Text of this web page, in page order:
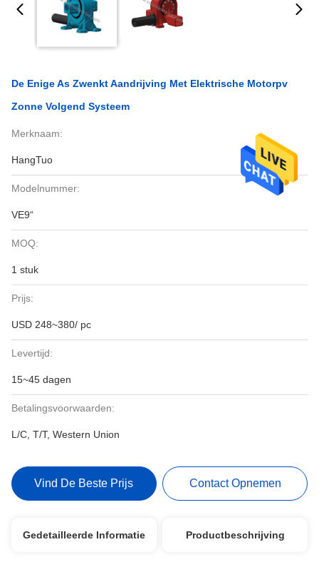
De Enige As Zwenkt Aandrijving Met Elektrische Motorpv
Zonne Volgend Systeem
Merknaam:
HangTuo
Modelnummer:
VE9“
MOQ:
1 stuk
Prijs:
USD 248~380/ pc
Levertijd:
15~45 dagen
Betalingsvoorwaarden:
L/C, T/T, Western Union
Vind De Beste Prijs Contact Opnemen
Gedetailleerde Informatie Productbeschrijving